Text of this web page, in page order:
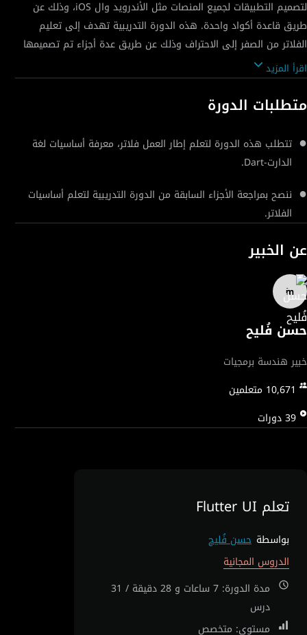
لتصميم التطبيقات لجميع المنصات مثل الأندرويد وال iOS، وذلك عن
طريق قاعدة أكواد واحدة. هذه الدورة التدريبية تهدف إلى تعليم
الفلاتر من الصفر إلى الاحتراف وذلك عن طريق عدة أجزاء تم تصميمها
بواسطة المنتور حسن فليح. يقدم لك هذا الجزء من الدورة التدريبية
الخاصة بإطار العمل فلاتر، شرح لبعض الودجت-widget الجديدة مثل زر
القائمة المنسدلة، انتقاء الصور المتعددة والعديد من الودجت الأخرى
بالإضافة إلى شرح UI.
اقرأ المزيد
متطلبات الدورة
تتطلب هذه الدورة لتعلم إطار العمل فلاتر، معرفة أساسيات لغة
الدارت-Dart.
ننصح بمراجعة الأجزاء السابقة من الدورة التدريبية لتعلم أساسيات
الفلاتر.
عن الخبير
حسن فُليح
خبير هندسة برمجيات
10,671 متعلمين
39دورات
تعلم Flutter UI
بواسطة حسن فُليح
الدروس المجانية
مدة الدورة: 7 ساعات و 28 دقيقة / 31
درس
مستوى: متخصص